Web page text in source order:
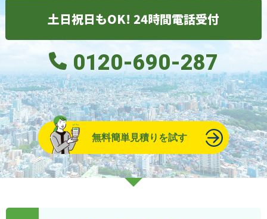
土日祝日もOK! 24時間電話受付
0120-690-287
無料簡単見積りを試す